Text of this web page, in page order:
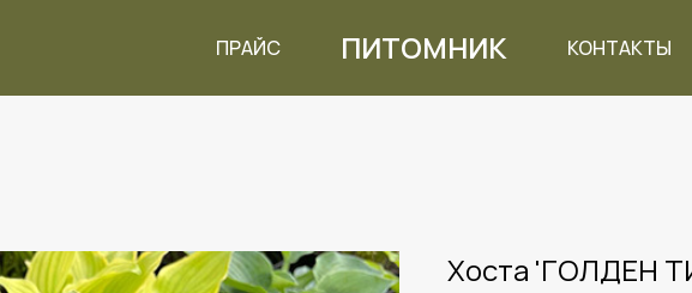
ПИТОМНИК
ПРАЙС КОНТАКТЫ
Хоста 'ГОЛДЕН